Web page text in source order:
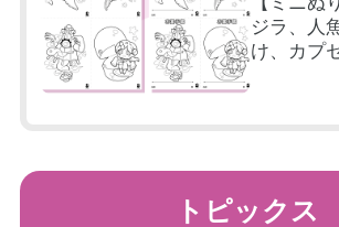
ジラ、人
け、カプ
トピックス